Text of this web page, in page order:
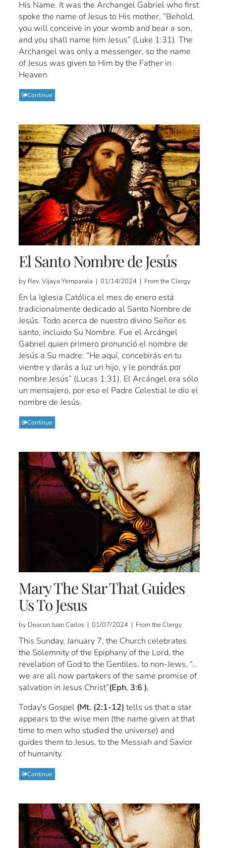
His Name. It was the Archangel Gabriel who first
spoke the name of Jesus to His mother, “Behold,
you will conceive in your womb and bear a son,
and you shall name him Jesus” (Luke 1:31). The
Archangel was only a messenger, so the name
of Jesus was given to Him by the Father in
Heaven.
Continue
El Santo Nombre de Jesús
by Rev. Vijaya Yemparala | 01/14/2024 | From the Clergy
En la Iglesia Católica el mes de enero está
tradicionalmente dedicado al Santo Nombre de
Jesús. Todo acerca de nuestro divino Señor es
santo, incluido Su Nombre. Fue el Arcángel
Gabriel quien primero pronunció el nombre de
Jesús a Su madre: “He aquí, concebirás en tu
vientre y darás a luz un hijo, y le pondrás por
nombre Jesús” (Lucas 1:31). El Arcángel era sólo
un mensajero, por eso el Padre Celestial le dio el
nombre de Jesús.
Continue
Mary The Star That Guides
Us To Jesus
by Deacon Juan Carlos | 01/07/2024 | From the Clergy
This Sunday, January 7, the Church celebrates
the Solemnity of the Epiphany of the Lord, the
revelation of God to the Gentiles, to non-Jews, “…
we are all now partakers of the same promise of
salvation in Jesus Christ”(Eph. 3:6 ).
Today's Gospel (Mt. (2:1-12)tells us that a star
appears to the wise men (the name given at that
time to men who studied the universe) and
guides them to Jesus, to the Messiah and Savior
of humanity.
Continue